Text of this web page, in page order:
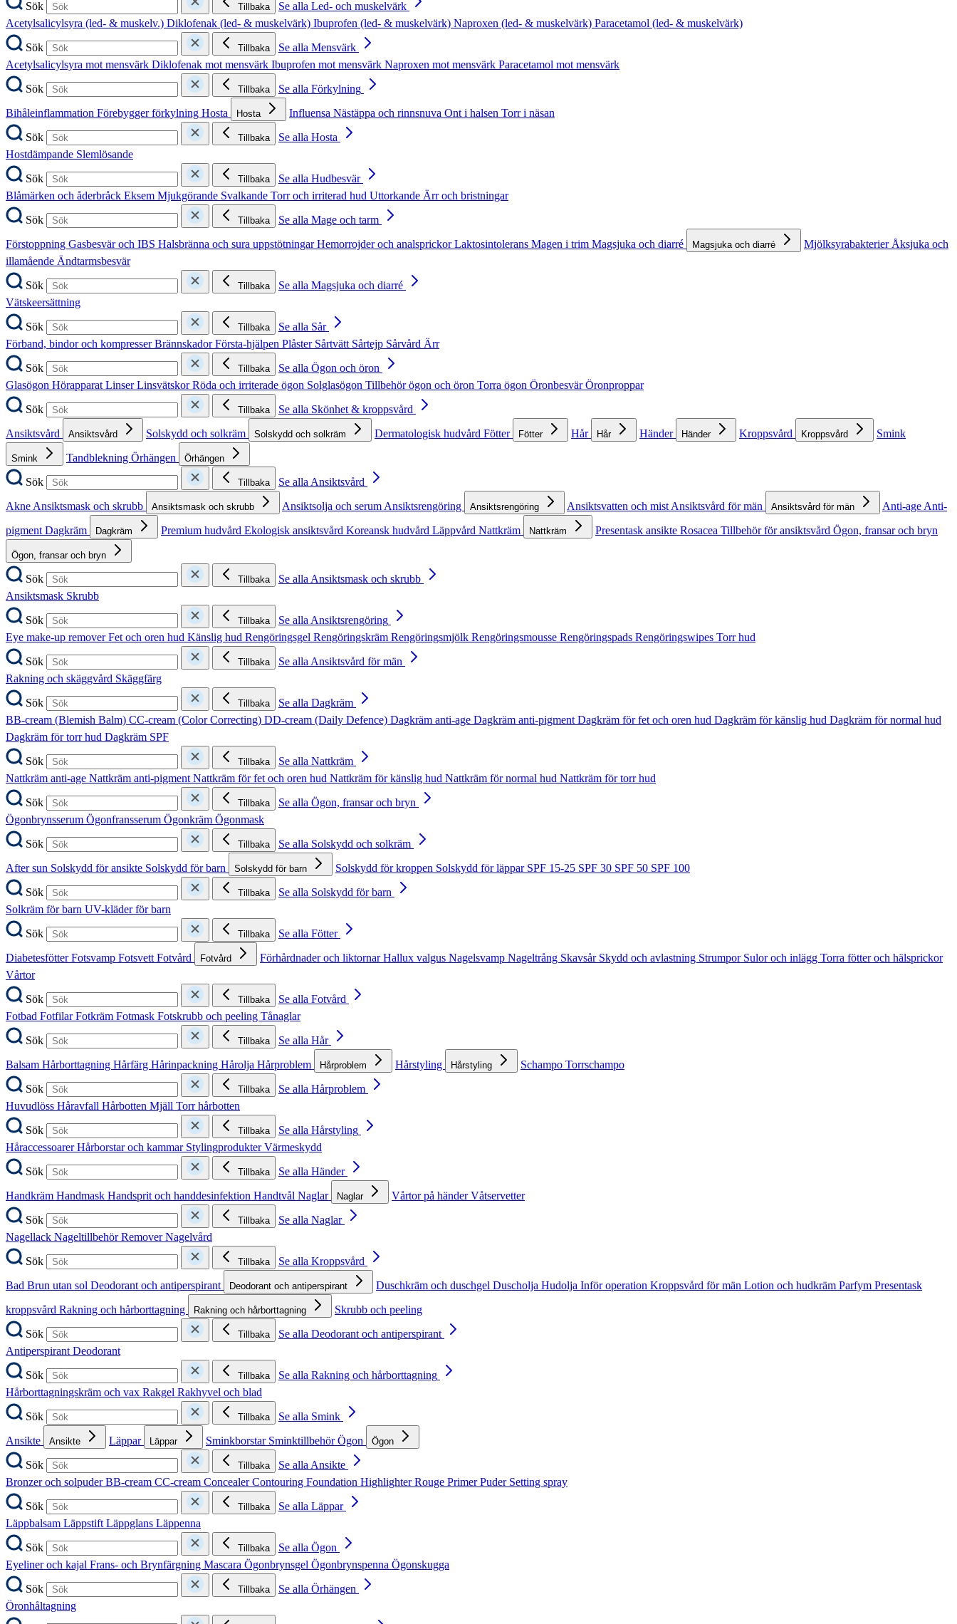
Sök
Tillbaka
Se alla Led- och muskelvärk
Acetylsalicylsyra (led- & muskelv.) Diklofenak (led- & muskelvärk) Ibuprofen (led- & muskelvärk) Naproxen (led- & muskelvärk) Paracetamol (led- & muskelvärk)
Sök
Tillbaka
Se alla Mensvärk
Acetylsalicylsyra mot mensvärk Diklofenak mot mensvärk Ibuprofen mot mensvärk Naproxen mot mensvärk Paracetamol mot mensvärk
Sök
Tillbaka
Se alla Förkylning
Bihåleinflammation Förebygger förkylning Hosta Hosta Influensa Nästäppa och rinnsnuva Ont i halsen Torr i näsan
Sök
Tillbaka
Se alla Hosta
Hostdämpande Slemlösande
Sök
Tillbaka
Se alla Hudbesvär
Blåmärken och åderbråck Eksem Mjukgörande Svalkande Torr och irriterad hud Uttorkande Ärr och bristningar
Sök
Tillbaka
Se alla Mage och tarm
Förstoppning Gasbesvär och IBS Halsbränna och sura uppstötningarHemorrojder och analsprickorLaktosintolerans Magen i trim Magsjuka och diarré Magsjuka och diarré Mjölksyrabakterier Åksjuka och
illamående Ändtarmsbesvär
Sök
Tillbaka
Se alla Magsjuka och diarré
Vätskeersättning
Sök
Tillbaka
Se alla Sår
Förband, bindor och kompresserBrännskadorFörsta-hjälpen Plåster Sårtvätt Sårtejp Sårvård Ärr
Sök
Tillbaka
Se alla Ögon och öron
Glasögon Hörapparat LinserLinsvätskorRöda och irriterade ögon Solglasögon Tillbehör ögon och öron Torra ögon ÖronbesvärÖronproppar
Sök
Tillbaka
Se alla Skönhet & kroppsvård
Ansiktsvård
Ansiktsvård Solskydd och solkräm Solskydd och solkräm Dermatologisk hudvård Fötter Fötter Hår Hår Händer Händer Kroppsvård Kroppsvård Smink
Smink Tandblekning Örhängen Örhängen
Sök Tillbaka
Se alla Ansiktsvård
Akne Ansiktsmask och skrubb Ansiktsmask och skrubb Ansiktsolja och serum Ansiktsrengöring Ansiktsrengöring Ansiktsvatten och mist Ansiktsvård för män Ansiktsvård för män Anti-age Anti-
pigment Dagkräm Dagkräm Premium hudvård Ekologisk ansiktsvård Koreansk hudvård Läppvård Nattkräm Nattkräm Presentask ansikte Rosacea Tillbehör för ansiktsvård Ögon, fransar och bryn
Ögon, fransar och bryn
Sök Tillbaka
Se alla Ansiktsmask och skrubb
Ansiktsmask Skrubb
Sök
Tillbaka
Se alla Ansiktsrengöring
Eye make-up removerFet och oren hud Känslig hud Rengöringsgel Rengöringskräm Rengöringsmjölk Rengöringsmousse Rengöringspads Rengöringswipes Torr hud
Sök
Tillbaka
Se alla Ansiktsvård för män
Rakning och skäggvård Skäggfärg
Sök
Tillbaka
Se alla Dagkräm
BB-cream (Blemish Balm) CC-cream (Color Correcting) DD-cream (Daily Defence) Dagkräm anti-age Dagkräm anti-pigment Dagkräm för fet och oren hud Dagkräm för känslig hud Dagkräm för normal hud
Dagkräm för torr hud Dagkräm SPF
Sök
Tillbaka
Se alla Nattkräm
Nattkräm anti-age Nattkräm anti-pigment Nattkräm för fet och oren hud Nattkräm för känslig hud Nattkräm för normal hud Nattkräm för torr hud
Sök
Tillbaka
Se alla Ögon, fransar och bryn
Ögonbrynsserum Ögonfransserum Ögonkräm Ögonmask
Sök
Tillbaka
Se alla Solskydd och solkräm
After sun Solskydd för ansikte Solskydd för barn Solskydd för barn Solskydd för kroppen Solskydd för läppar SPF 15-25 SPF 30 SPF 50 SPF 100
Sök
Tillbaka
Se alla Solskydd för barn
Solkräm för barn UV-kläder för barn
Sök
Tillbaka
Se alla Fötter
DiabetesfötterFotsvamp Fotsvett Fotvård Fotvård Förhårdnader och liktornarHallux valgus Nagelsvamp Nageltrång Skavsår Skydd och avlastning Strumpor Sulor och inlägg Torra fötter och hälsprickor
Vårtor
Sök
Tillbaka
Se alla Fotvård
Fotbad FotfilarFotkräm Fotmask Fotskrubb och peeling Tånaglar
Sök
Tillbaka
Se alla Hår
Balsam Hårborttagning Hårfärg Hårinpackning Hårolja Hårproblem Hårproblem Hårstyling Hårstyling Schampo Torrschampo
Sök
Tillbaka
Se alla Hårproblem
Huvudlöss Håravfall Hårbotten Mjäll Torr hårbotten
Sök
Tillbaka
Se alla Hårstyling
HåraccessoarerHårborstar och kammar StylingprodukterVärmeskydd
Sök
Tillbaka
Se alla Händer
Handkräm Handmask Handsprit och handdesinfektion Handtvål Naglar Naglar Vårtor på händerVåtservetter
Sök
Tillbaka
Se alla Naglar
Nagellack NageltillbehörRemoverNagelvård
Sök
Tillbaka
Se alla Kroppsvård
Bad Brun utan sol Deodorant och antiperspirant Deodorant och antiperspirant Duschkräm och duschgel Duscholja Hudolja Inför operation Kroppsvård för män Lotion och hudkräm Parfym Presentask
kroppsvård Rakning och hårborttagning Rakning och hårborttagning
Skrubb och peeling
Sök
Tillbaka
Se alla Deodorant och antiperspirant
Antiperspirant Deodorant
Sök
Tillbaka
Se alla Rakning och hårborttagning
Hårborttagningskräm och vax Rakgel Rakhyvel och blad
Sök
Tillbaka
Se alla Smink
Ansikte
Ansikte Läppar Läppar Sminkborstar SminktillbehörÖgon Ögon
Sök Tillbaka
Se alla Ansikte
Bronzer och solpuderBB-cream CC-cream ConcealerContouring Foundation HighlighterRouge PrimerPuder Setting spray
Sök
Tillbaka
Se alla Läppar
Läppbalsam Läppstift Läppglans Läppenna
Sök
Tillbaka
Se alla Ögon
Eyeliner och kajal Frans- och Brynfärgning Mascara Ögonbrynsgel Ögonbrynspenna Ögonskugga
Sök
Tillbaka
Se alla Örhängen
Öronhåltagning